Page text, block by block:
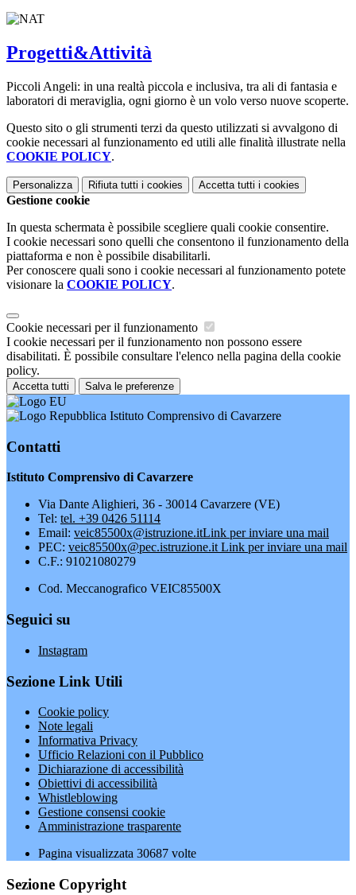
Progetti&Attività
Piccoli Angeli: in una realtà piccola e inclusiva, tra ali di fantasia e
laboratori di meraviglia, ogni giorno è un volo verso nuove scoperte.
Questo sito o gli strumenti terzi da questo utilizzati si avvalgono di
cookie necessari al funzionamento ed utili alle finalità illustrate nella
COOKIE POLICY.
Personalizza Rifiuta tutti i cookies Accetta tutti i cookies
Gestione cookie
In questa schermata è possibile scegliere quali cookie consentire.
I cookie necessari sono quelli che consentono il funzionamento della
piattaforma e non è possibile disabilitarli.
Per conoscere quali sono i cookie necessari al funzionamento potete
visionare la COOKIE POLICY.
Cookie necessari per il funzionamento
I cookie necessari per il funzionamento non possono essere
disabilitati. È possibile consultare l'elenco nella pagina della cookie
policy.
Accetta tutti Salva le preferenze
Istituto Comprensivo di Cavarzere
Contatti
Istituto Comprensivo di Cavarzere
Via Dante Alighieri, 36 - 30014 Cavarzere (VE)
Tel: tel. +39 0426 51114
Email: veic85500x@istruzione.itLink per inviare una mail
PEC: veic85500x@pec.istruzione.it Link per inviare una mail
C.F.: 91021080279
Cod. Meccanografico VEIC85500X
Seguici su
Instagram
Sezione Link Utili
Cookie policy
Note legali
Informativa Privacy
Ufficio Relazioni con il Pubblico
Dichiarazione di accessibilità
Obiettivi di accessibilità
Whistleblowing
Gestione consensi cookie
Amministrazione trasparente
Pagina visualizzata 30687 volte
Sezione Copyright